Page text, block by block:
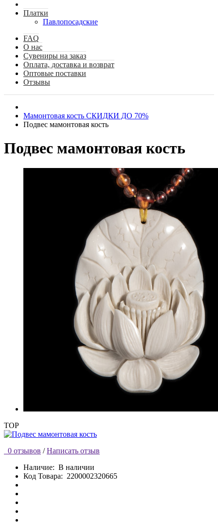
Платки
Павлопосадские
FAQ
О нас
Сувениры на заказ
Оплата, доставка и возврат
Оптовые поставки
Отзывы
Мамонтовая кость СКИДКИ ДО 70%
Подвес мамонтовая кость
Подвес мамонтовая кость
TOP
0 отзывов / Написать отзыв
Наличие: В наличии
Код Товара: 2200002320665